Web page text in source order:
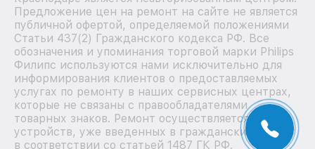
Предложение цен на ремонт на сайте не является
публичной офертой, определяемой положениями
Статьи 437(2) Гражданского кодекса РФ. Все
обозначения и упоминания торговой марки Philips
Филипс используются нами исключительно для
информирования клиентов о предоставляемых
услугах по ремонту в наших сервисных центрах,
которые не связаны с правообладателями
товарных знаков. Ремонт осуществляется для
устройств, уже введенных в гражданский оборот
в соответствии со статьей 1487 ГК РФ.